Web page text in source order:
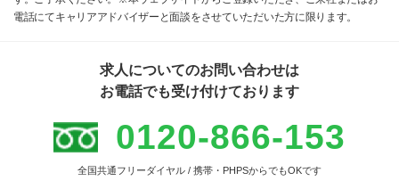
電話にてキャリアアドバイザーと面談をさせていただいた方に限ります。
求人についてのお問い合わせは
お電話でも受け付けております
0120-866-153
全国共通フリーダイヤル / 携帯・PHPSからでもOKです